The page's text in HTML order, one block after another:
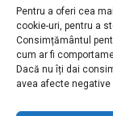
Pentru a oferi cea
cookie-uri, pentru a
Consimțământul
cum ar fi
Dacă nu îți dai
avea afecte
Adress: Str.
com. Cornetu,
Toll free
Phone / Fax: